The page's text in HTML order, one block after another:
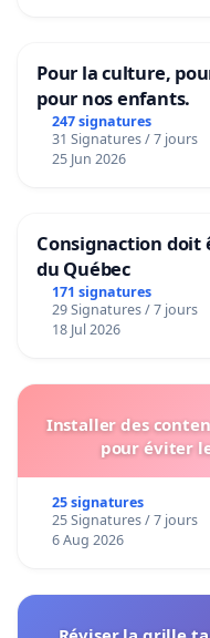
Pour la culture,
pour nos enfants.
247 signatures
31 Signatures / 7 jours
25 Jun 2026
Consignaction doit
du Québec
171 signatures
29 Signatures / 7 jours
18 Jul 2026
Installer des
pour éviter
25 signatures
25 Signatures / 7 jours
6 Aug 2026